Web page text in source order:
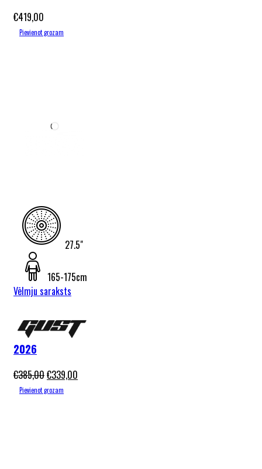
€419,00
Pievienot grozam
27.5"
165-175cm
Vēlmju saraksts
Gust Katox
Green
2026
€385,00€339,00
Pievienot grozam